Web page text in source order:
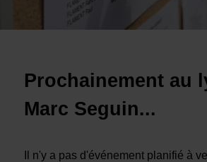
Prochainement au
Marc Seguin...
Il n'y a pas d'événement planifié à